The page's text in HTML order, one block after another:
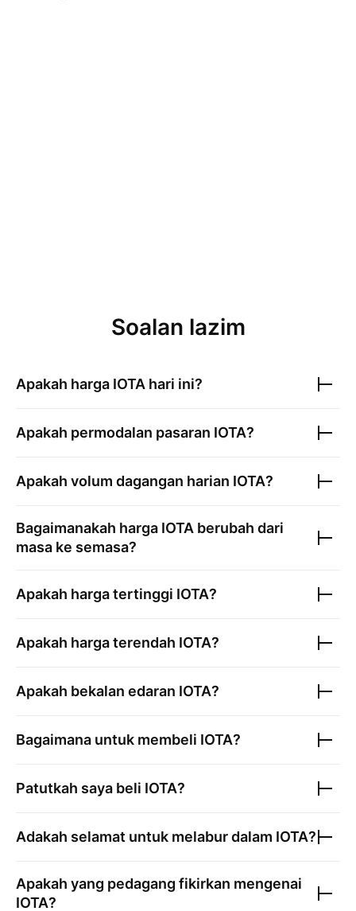
Soalan lazim
Apakah harga IOTA hari ini?
Apakah permodalan pasaran IOTA?
Apakah volum dagangan harian IOTA?
Bagaimanakah harga IOTA berubah dari
masa ke semasa?
Apakah harga tertinggi IOTA?
Apakah harga terendah IOTA?
Apakah bekalan edaran IOTA?
Bagaimana untuk membeli IOTA?
Patutkah saya beli IOTA?
Adakah selamat untuk melabur dalam IOTA?
Apakah yang pedagang fikirkan mengenai
IOTA?